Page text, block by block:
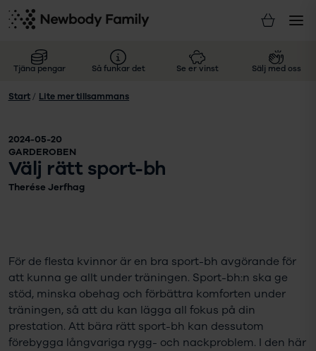
Tjäna pengar Så funkar det Se er vinst Sälj med oss
Start / Lite mer tillsammans
2024-05-20
GARDEROBEN
Välj rätt sport-bh
Therése Jerfhag
För de flesta kvinnor är en bra sport-bh avgörande för
att kunna ge allt under träningen. Sport-bh:n ska ge
stöd, minska obehag och förbättra komforten under
träningen, så att du kan lägga all fokus på din
prestation. Att bära rätt sport-bh kan dessutom
förebygga långvariga rygg- och nackproblem. I den här